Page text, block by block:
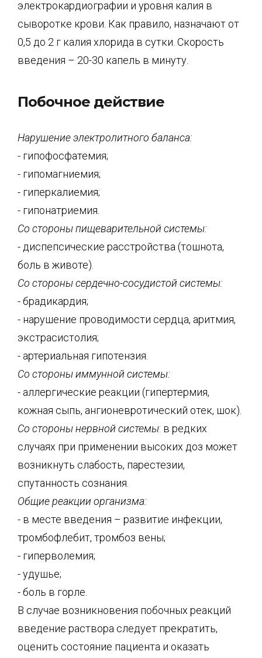
электрокардиографии и уровня калия в
сыворотке крови. Как правило, назначают от
0,5 до 2 г калия хлорида в сутки. Скорость
введения – 20-30 капель в минуту.
Побочное действие
Нарушение электролитного баланса:
- гипофосфатемия;
- гипомагниемия;
- гиперкалиемия;
- гипонатриемия.
Со стороны пищеварительной системы:
- диспепсические расстройства (тошнота,
боль в животе).
Со стороны сердечно-сосудистой системы:
- брадикардия;
- нарушение проводимости сердца, аритмия,
экстрасистолия;
- артериальная гипотензия.
Со стороны иммунной системы:
- аллергические реакции (гипертермия,
кожная сыпь, ангионевротический отек, шок).
Со стороны нервной системы: в редких
случаях при применении высоких доз может
возникнуть слабость, парестезии,
спутанность сознания.
Общие реакции организма:
- в месте введения – развитие инфекции,
тромбофлебит, тромбоз вены;
- гиперволемия;
- удушье;
- боль в горле.
В случае возникновения побочных реакций
введение раствора следует прекратить,
оценить состояние пациента и оказать